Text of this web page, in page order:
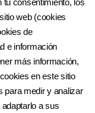
tu consentimiento, los
web (cookies
de
e información
más información,
en este sitio
para medir y analizar
a sus